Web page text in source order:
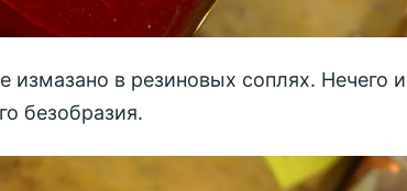
измазано в резиновых соплях. Нечего
безобразия.